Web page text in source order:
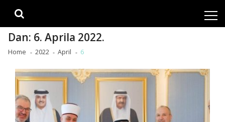
Dan: 6. Aprila 2022.
Home 2022 April 6